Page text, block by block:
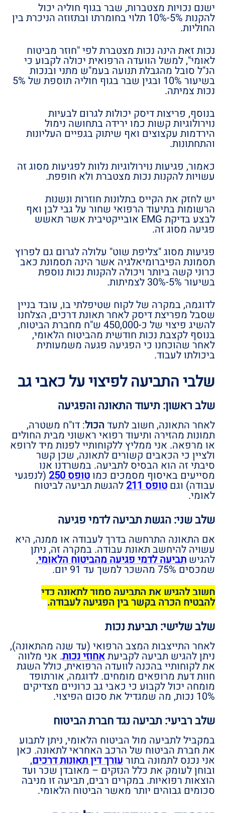
ישנם נכויות מצטברות, שבר בגוף חוליה יכול
להקנות 5%-10% תלוי בחומרתו ובתזוזה הניכרת בין
החוליות.
נכות זאת הינה נכות מצטברת לפי "חוזר מביטוח
לאומי", למשל הוועדה הרפואית יכולה לקבוע כי
הנ"ל סובל מהגבלת תנועה בעמ"ש מתני ובנכות
בשיעור 10% ובגין שבר בגוף חוליה תוספת של 5%
נכות צמיתה.
בנוסף, פריצות דיסק יכולות לגרום לבעיות
נוירולוגיות קשות כמו ירידה בתחושה נימול
הירדמות עקצוצים ואף שיתוק בגפיים העליונות
והתחתונות.
כאמור, פגיעות נוירולוגיות נלוות לפגיעות מסוג זה
עשויות להקנות נכות מצטברת ולא חופפת.
יש לחזק את הקייס בתלונות חוזרות ונשנות
הרשומות בתיעוד הרפואי שחור על גבי לבן ואף
לבצע בדיקת EMG אובייקטיבית אשר תאשש
פגיעה מסוג זה.
פגיעות מסוג "צליפת שוט" עלולה לגרום גם לפרוץ
תסמונת הפיברומיאלגיה אשר הינה תסמונת כאב
כרוני קשה ביותר ויכולה להקנות נכות נוספת
בשיעור 5%-30% לצמיתות.
לדוגמה, במקרה של לקוח שטיפלתי בו, עובד בניין
שסבל מפריצת דיסק לאחר תאונת דרכים, הצלחנו
להשיג פיצוי של כ-450,000 ש"ח מחברת הביטוח,
בנוסף לקצבת נכות חודשית מהביטוח הלאומי,
לאחר שהוכחנו כי הפגיעה פגעה משמעותית
ביכולתו לעבוד.
שלבי התביעה לפיצוי על כאבי גב
שלב ראשון: תיעוד התאונה והפגיעה
לאחר התאונה, חשוב לתעדהכול: דו"ח משטרה,
תמונות מהזירה ותיעוד רפואי ראשוני מבית החולים
או מרפאה. אני ממליץ ללקוחותיי לפנות מיד לרופא
ולציין כי הכאבים קשורים לתאונה, שכן קשר
סיבתי זה הוא הבסיס לתביעה. במשרדנו אנו
מסייעים באיסוף מסמכים כמו טופס 250 (לנפגעי
עבודה) וגם טופס 211 להגשת תביעה לביטוח
לאומי.
שלב שני: הגשת תביעה לדמי פגיעה
אם התאונה התרחשה בדרך לעבודה או ממנה, היא
עשויה להיחשב תאונת עבודה. במקרה זה, ניתן
להגיש תביעה לדמי פגיעה מהביטוח הלאומי,
שמכסים 75% מהשכר למשך עד 91 יום.
חשוב להגיש את התביעה סמוך לתאונה כדי
להבטיח הכרה בקשר בין הפגיעה לעבודה.
שלב שלישי: תביעת נכות
לאחר התייצבות המצב הרפואי (עד שנה מהתאונה),
ניתן להגיש תביעה לקביעתאחוזי נכות. אני מלווה
את לקוחותיי בהכנה לוועדה הרפואית, כולל השגת
חוות דעת מרופאים מומחים. לדוגמה, אורתופד
מומחה יכול לקבוע כי כאבי גב כרוניים מצדיקים
10% נכות, מה שמגדיל את סכום הפיצוי.
שלב רביעי: תביעה נגד חברת הביטוח
במקביל לתביעה מול הביטוח הלאומי, ניתן לתבוע
את חברת הביטוח של הרכב האחראי לתאונה. כאן
אני נכנס לתמונה בתורעורך דין תאונות דרכים,
ובוחן לעומק את כלל הנזקים – מאובדן שכר ועד
הוצאות רפואיות. במקרים רבים, תביעה זו מניבה
סכומים גבוהים יותר מאשר הביטוח הלאומי.